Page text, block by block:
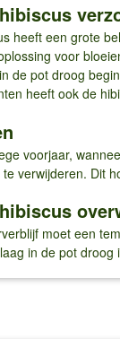
heeft een grote
voor
de pot droog
heeft ook de
voorjaar,
verwijderen. Dit
moet een
in de pot droog